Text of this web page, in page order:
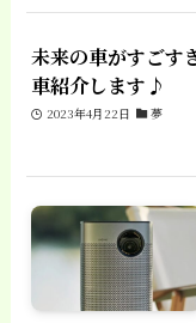
未来の車がすごす
車紹介します♪
2023年4月22日 夢